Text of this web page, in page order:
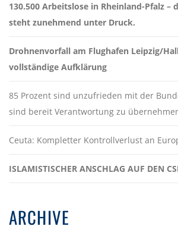
130.500 Arbeitslose in Rheinland-Pfalz
steht zunehmend unter Druck.
Drohnenvorfall am Flughafen Leipzig/
vollständige Aufklärung
85 Prozent sind unzufrieden mit der
sind bereit Verantwortung zu
Ceuta: Kompletter Kontrollverlust an
ISLAMISTISCHER ANSCHLAG AUF DEN
ARCHIVE